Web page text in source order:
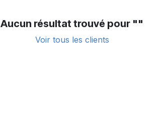
Aucun résultat trouvé pour ""
Voir tous les clients